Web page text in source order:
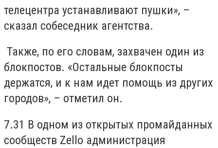
телецентра устанавливают пушки», –
сказал собеседник агентства.
Также, по его словам, захвачен один из
блокпостов. «Остальные блокпосты
держатся, и к нам идет помощь из других
городов», – отметил он.
7.31 В одном из открытых промайданных
сообществ Zello администрация